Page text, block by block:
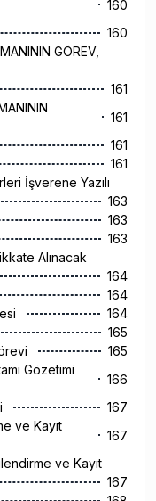
160
160
GÖREV,
161
161
161
161
İşverene Yazılı
163
163
163
Alınacak
164
164
164
165
165
Gözetimi
166
167
ve Kayıt
167
ve Kayıt
167